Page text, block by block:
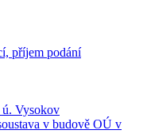
příjem podání
Vysokov
v budově OÚ v